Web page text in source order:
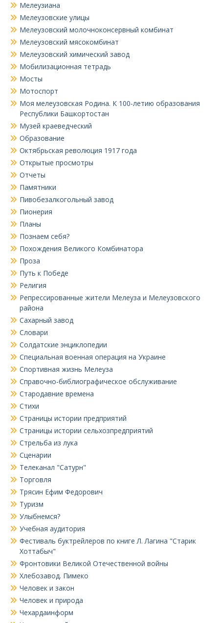
Мелеузиана
Мелеузовские улицы
Мелеузовский молочноконсервный комбинат
Мелеузовский мясокомбинат
Мелеузовский химический завод
Мобилизационная тетрадь
Мосты
Мотоспорт
Моя мелеузовская Родина. К 100-летию образования
Республики Башкортостан
Музей краеведческий
Образование
Октябрьская революция 1917 года
Открытые просмотры
Отчеты
Памятники
Пивобезалкогольный завод
Пионерия
Планы
Познаем себя?
Похождения Великого Комбинатора
Проза
Путь к Победе
Религия
Репрессированные жители Мелеуза и Мелеузовского
района
Сахарный завод
Словари
Солдатские энциклопедии
Специальная военная операция на Украине
Спортивная жизнь Мелеуза
Справочно-библиографическое обслуживание
Стародавние времена
Стихи
Страницы истории предприятий
Страницы истории сельхозпредприятий
Стрельба из лука
Сценарии
Телеканал "Сатурн"
Торговля
Трясин Ефим Федорович
Туризм
Улыбнемся?
Учебная аудитория
Фестиваль буктрейлеров по книге Л. Лагина "Старик
Хоттабыч"
Фронтовики Великой Отечественной войны
Хлебозавод. Пимеко
Человек и закон
Человек и природа
Чехардаинформ